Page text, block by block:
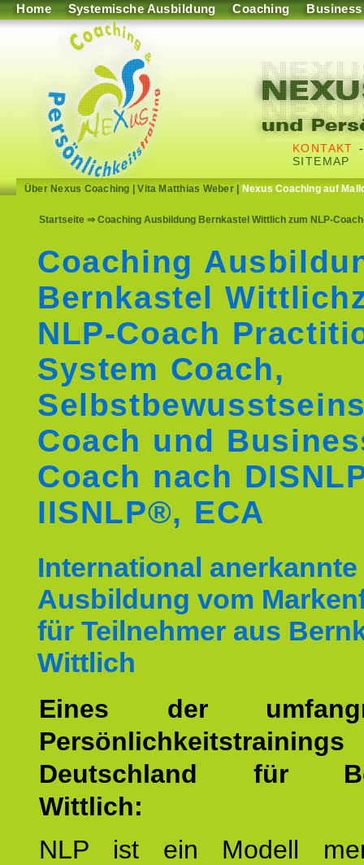
Home Systemische Ausbildung Coaching Business
KONTAKT
SITEMAP
Über Nexus Coaching |Vita Matthias Weber| Nexus Coaching auf
Startseite ⇒ Coaching Ausbildung Bernkastel Wittlich zum NLP-
Coaching
Bernkastel
NLP-Coach
System Coach,
Coach und
Coach nach
IISNLP®, ECA
International
Ausbildung vom
für Teilnehmer aus
Wittlich
Eines der
Deutschland für
Wittlich:
NLP ist ein Modell